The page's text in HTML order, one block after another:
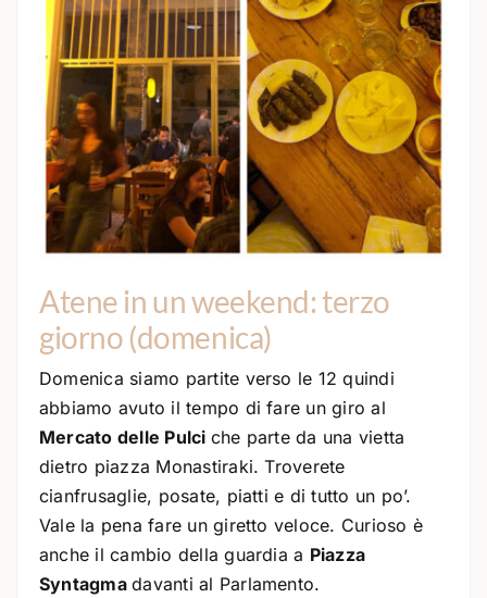
Atene in un weekend: terzo
giorno (domenica)
Domenica siamo partite verso le 12 quindi
abbiamo avuto il tempo di fare un giro al
Mercato delle Pulci che parte da una vietta
dietro piazza Monastiraki. Troverete
cianfrusaglie, posate, piatti e di tutto un po’.
Vale la pena fare un giretto veloce. Curioso è
anche il cambio della guardia a Piazza
Syntagmadavanti al Parlamento.